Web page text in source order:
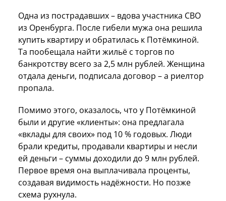
Одна из пострадавших – вдова участника СВО
из Оренбурга. После гибели мужа она решила
купить квартиру и обратилась к Потёмкиной.
Та пообещала найти жильё с торгов по
банкротству всего за 2,5 млн рублей. Женщина
отдала деньги, подписала договор – а риелтор
пропала.
Помимо этого, оказалось, что у Потёмкиной
были и другие «клиенты»: она предлагала
«вклады для своих» под 10 % годовых. Люди
брали кредиты, продавали квартиры и несли
ей деньги – суммы доходили до 9 млн рублей.
Первое время она выплачивала проценты,
создавая видимость надёжности. Но позже
схема рухнула.